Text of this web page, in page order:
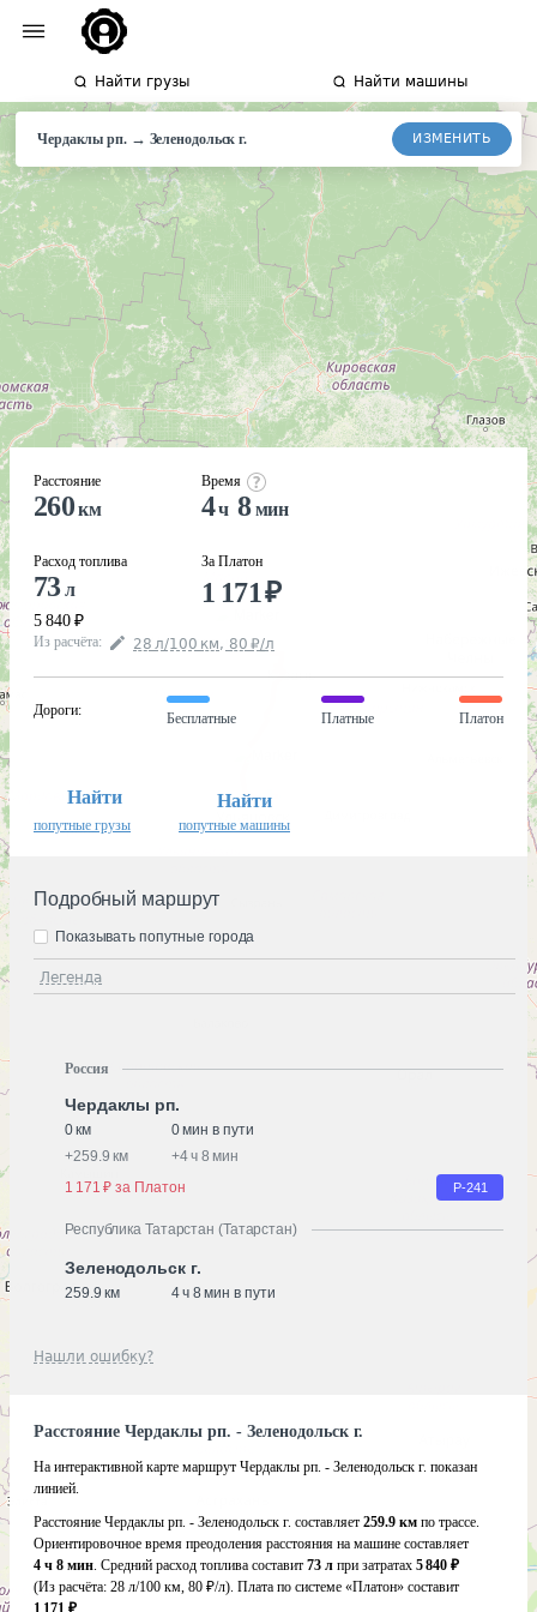
Найти грузы Найти машины
Чердаклы рп.→ Зеленодольскг. ИЗМЕНИТЬ
Расстояние
260км
Расход топлива
73л
5 840 ₽
Время
4ч 8мин
За Платон
1 171₽
Из расчёта: 28 л/100 км, 80 ₽/л
Дороги:
Бесплатные Платные Платон
Найти
попутные грузы
Найти
попутные машины
Подробный маршрут
Легенда
Показывать попутные города
Россия
Чердаклы рп.
0 км
0 мин в пути
+259.9 км +4 ч 8 мин
1 171 ₽ за Платон
Р-241
Республика Татарстан (Татарстан)
Зеленодольск г.
259.9 км 4 ч 8 мин в пути
Нашли ошибку?
Расстояние Чердаклы рп. - Зеленодольск г.
На интерактивной карте маршрут Чердаклы рп. - Зеленодольск г. показан
линией.
Расстояние Чердаклы рп. - Зеленодольск г. составляет 259.9 км по трассе.
Ориентировочное время преодоления расстояния на машине составляет
4 ч 8 мин. Средний расход топлива составит 73 л при затратах 5 840 ₽
(Из расчёта: 28 л/100 км, 80 ₽/л). Плата по системе «Платон» составит
1 171 ₽